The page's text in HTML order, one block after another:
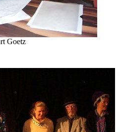
Goetz